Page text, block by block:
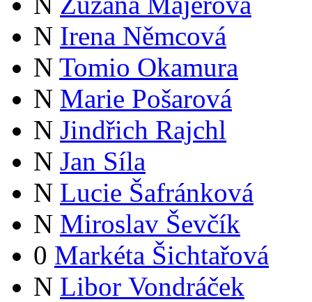
N Irena Němcová
N Tomio Okamura
N Marie Pošarová
N Jindřich Rajchl
N Jan Síla
N Lucie Šafránková
N Miroslav Ševčík
0 Markéta Šichtařová
N Libor Vondráček